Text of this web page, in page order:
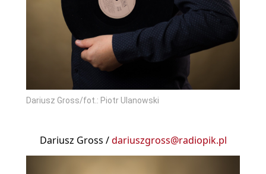
Dariusz Gross/fot.: Piotr Ulanowski
Dariusz Gross /dariuszgross@radiopik.pl